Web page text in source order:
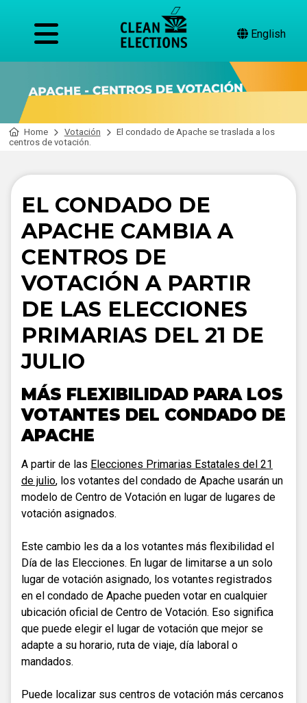
English
Home Votación
El condado de Apache se traslada a los
centros de votación.
EL CONDADO DE
APACHE CAMBIA A
CENTROS DE
VOTACIÓN A PARTIR
DE LAS ELECCIONES
PRIMARIAS DEL 21 DE
JULIO
MÁS FLEXIBILIDAD PARA LOS
VOTANTES DEL CONDADO DE
APACHE
A partir de las Elecciones Primarias Estatales del 21
de julio, los votantes del condado de Apache usarán un
modelo de Centro de Votación en lugar de lugares de
votación asignados.
Este cambio les da a los votantes más flexibilidad el
Día de las Elecciones. En lugar de limitarse a un solo
lugar de votación asignado, los votantes registrados
en el condado de Apache pueden votar en cualquier
ubicación oficial de Centro de Votación. Eso significa
que puede elegir el lugar de votación que mejor se
adapte a su horario, ruta de viaje, día laboral o
mandados.
Puede localizar sus centros de votación más cercanos